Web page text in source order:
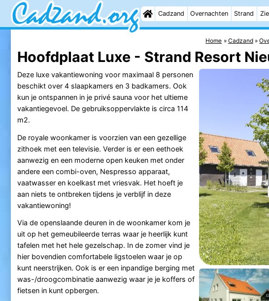
Cadzand Overnachten Strand
Home Cadzand
Hoofdplaat Luxe - Strand Resort
Deze luxe vakantiewoning voor maximaal 8 personen
beschikt over 4 slaapkamers en 3 badkamers. Ook
kun je ontspannen in je privé sauna voor het ultieme
vakantiegevoel. De gebruiksoppervlakte is circa 114
m2.
De royale woonkamer is voorzien van een gezellige
zithoek met een televisie. Verder is er een eethoek
aanwezig en een moderne open keuken met onder
andere een combi-oven, Nespresso apparaat,
vaatwasser en koelkast met vriesvak. Het hoeft je
aan niets te ontbreken tijdens je verblijf in deze
vakantiewoning!
Via de openslaande deuren in de woonkamer kom je
uit op het gemeubileerde terras waar je heerlijk kunt
tafelen met het hele gezelschap. In de zomer vind je
hier bovendien comfortabele ligstoelen waar je op
kunt neerstrijken. Ook is er een inpandige berging met
was-/droogcombinatie aanwezig waar je je koffers of
fietsen in kunt opbergen.